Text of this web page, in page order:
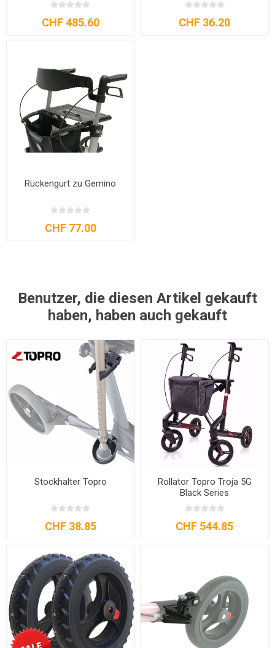
CHF 485.60 CHF 36.20
Rückengurt zu Gemino
CHF 77.00
Benutzer, die diesen Artikel gekauft
haben, haben auch gekauft
Stockhalter Topro
CHF 38.85
Rollator Topro Troja 5G
Black Series
CHF 544.85